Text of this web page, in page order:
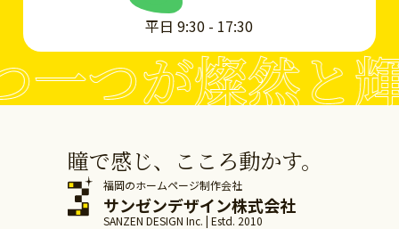
平日 9:30 - 17:30
が燦然と輝
瞳で感じ、こころ動かす。
福岡のホームページ制作会社
サンゼンデザイン株式会社
SANZEN DESIGN Inc. | Estd. 2010